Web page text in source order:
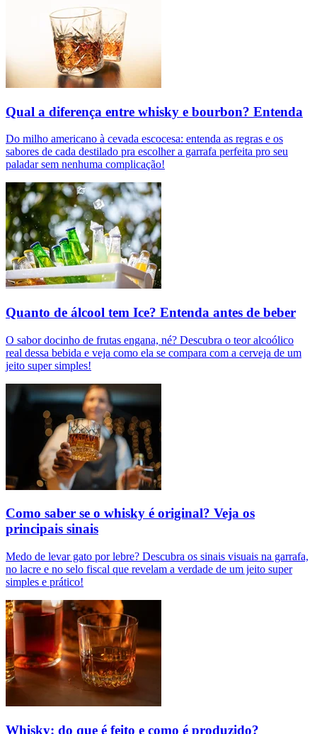
Qual a diferença entre whisky e bourbon? Entenda
Do milho americano à cevada escocesa: entenda as regras e os
sabores de cada destilado pra escolher a garrafa perfeita pro seu
paladar sem nenhuma complicação!
Quanto de álcool tem Ice? Entenda antes de beber
O sabor docinho de frutas engana, né? Descubra o teor alcoólico
real dessa bebida e veja como ela se compara com a cerveja de um
jeito super simples!
Como saber se o whisky é original? Veja os
principais sinais
Medo de levar gato por lebre? Descubra os sinais visuais na garrafa,
no lacre e no selo fiscal que revelam a verdade de um jeito super
simples e prático!
Whisky: do que é feito e como é produzido?